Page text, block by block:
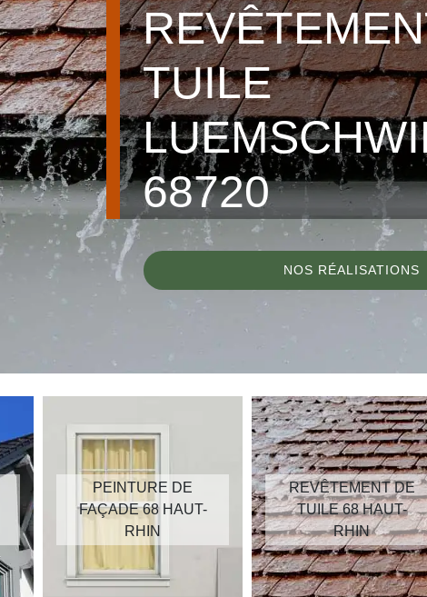
TUILE
68720
NOS RÉALISATIONS
PEINTURE DE
FAÇADE 68 HAUT-
RHIN
REVÊTEMENT DE
TUILE 68 HAUT-
RHIN